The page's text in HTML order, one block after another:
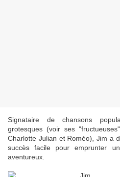
Signataire de chansons
grotesques (voir ses
Charlotte Julian et Roméo), Jim a
succès facile pour emprunter
aventureux.